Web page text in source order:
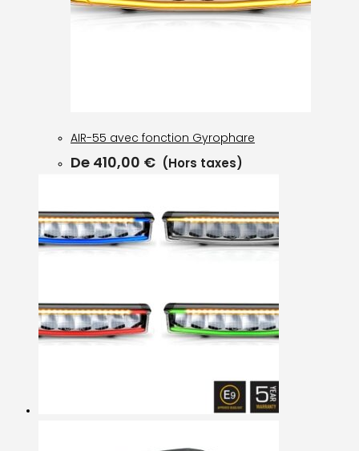
AIR-55 avec fonction Gyrophare
De 410,00 € (Hors taxes)